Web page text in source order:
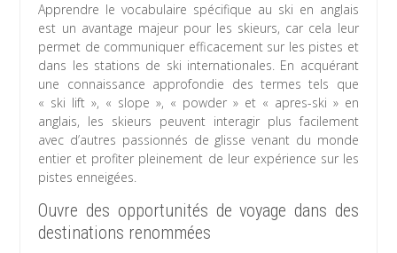
Apprendre le vocabulaire spécifique au ski en anglais
est un avantage majeur pour les skieurs, car cela leur
permet de communiquer efficacement sur les pistes et
dans les stations de ski internationales. En acquérant
une connaissance approfondie des termes tels que
« ski lift », « slope », « powder » et « apres-ski » en
anglais, les skieurs peuvent interagir plus facilement
avec d’autres passionnés de glisse venant du monde
entier et profiter pleinement de leur expérience sur les
pistes enneigées.
Ouvre des opportunités de voyage dans des
destinations renommées